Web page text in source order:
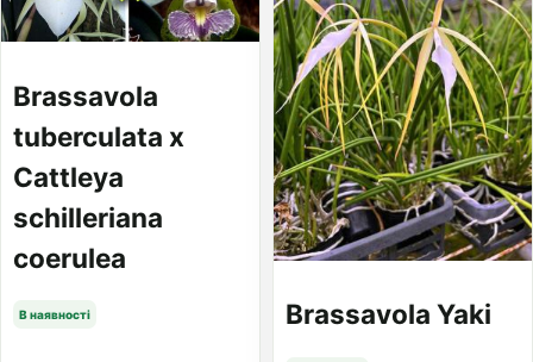
Brassavola
tuberculata x
Cattleya
schilleriana
coerulea
В наявності Brassavola Yaki